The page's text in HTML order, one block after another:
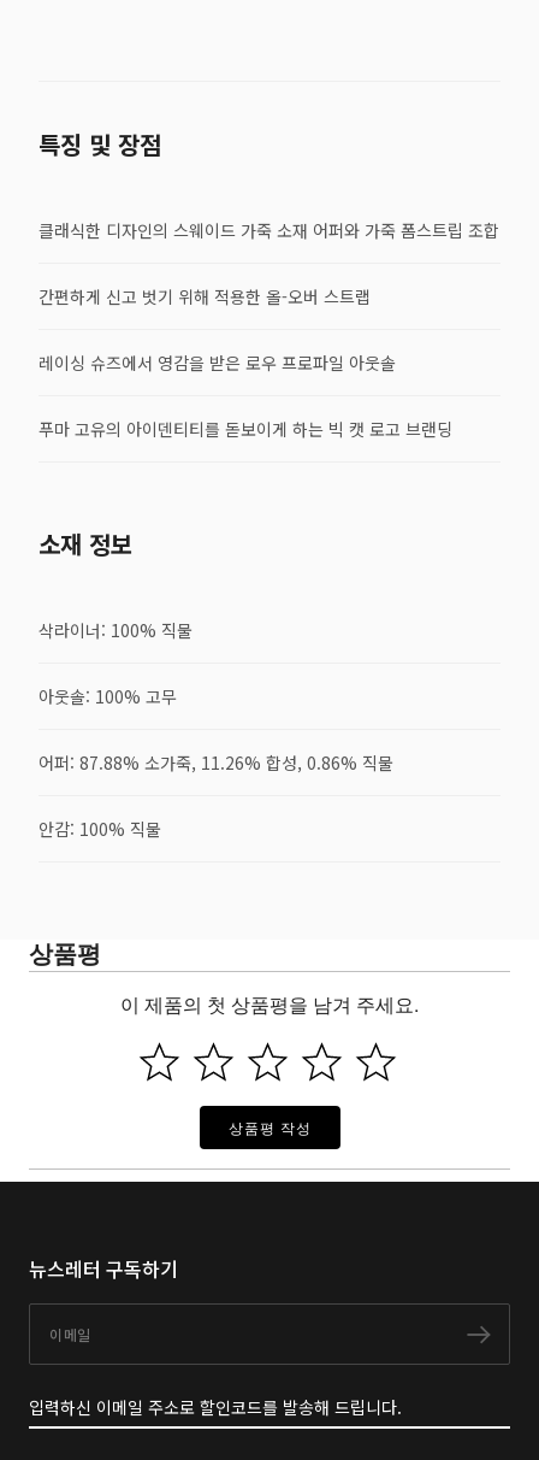
특징 및 장점
클래식한 디자인의 스웨이드 가죽 소재 어퍼와 가죽 폼스트립 조합
간편하게 신고 벗기 위해 적용한 올-오버 스트랩
레이싱 슈즈에서 영감을 받은 로우 프로파일 아웃솔
푸마 고유의 아이덴티티를 돋보이게 하는 빅 캣 로고 브랜딩
소재 정보
삭라이너: 100% 직물
아웃솔: 100% 고무
어퍼: 87.88% 소가죽, 11.26% 합성, 0.86% 직물
안감: 100% 직물
상품평
이 제품의 첫 상품평을 남겨 주세요.
상품평 작성
뉴스레터 구독하기
구독
입력하신 이메일 주소로 할인코드를 발송해 드립니다.